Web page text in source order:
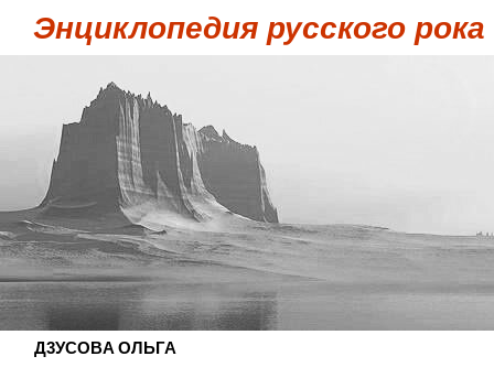
Энциклопедия русского рока
Д3УCOBA ОЛЬГА